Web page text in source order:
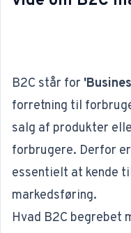
B2C står for
forretning til
salg af produkter
forbrugere. Derfor
essentielt at kende
markedsføring.
Hvad B2C begrebet